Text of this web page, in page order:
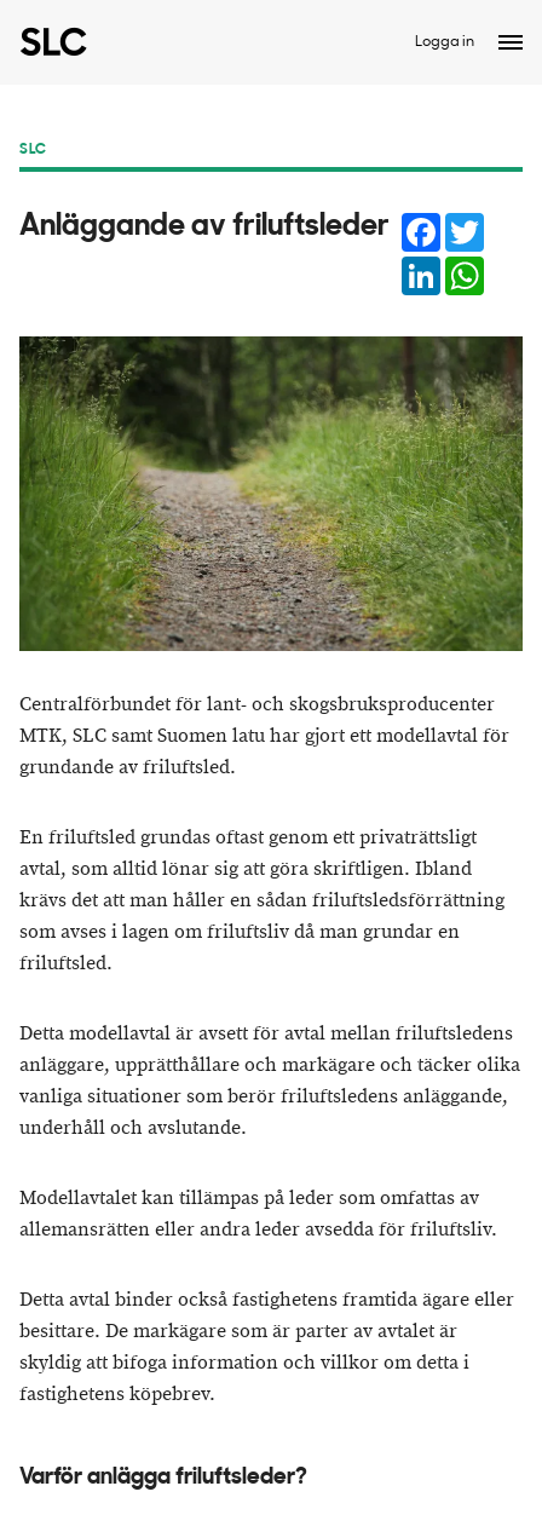
Logga in
SLC
Anläggande av friluftsleder Facebook
LinkedIn
Centralförbundet för lant- och skogsbruksproducenter
MTK, SLC samt Suomen latu har gjort ett modellavtal för
grundande av friluftsled.
En friluftsled grundas oftast genom ett privaträttsligt
avtal, som alltid lönar sig att göra skriftligen. Ibland
krävs det att man håller en sådan friluftsledsförrättning
som avses i lagen om friluftsliv då man grundar en
friluftsled.
Detta modellavtal är avsett för avtal mellan friluftsledens
anläggare, upprätthållare och markägare och täcker olika
vanliga situationer som berör friluftsledens anläggande,
underhåll och avslutande.
Modellavtalet kan tillämpas på leder som omfattas av
allemansrätten eller andra leder avsedda för friluftsliv.
Detta avtal binder också fastighetens framtida ägare eller
besittare. De markägare som är parter av avtalet är
skyldig att bifoga information och villkor om detta i
fastighetens köpebrev.
Varför anlägga friluftsleder?